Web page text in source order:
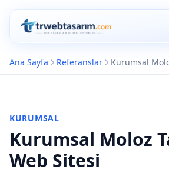
Ana Sayfa Referanslar Kurumsal
KURUMSAL
Kurumsal Moloz
Web Sitesi